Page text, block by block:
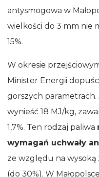
antysmogowa w
wielkości do 3 mm nie
15%.
W okresie
Minister Energii
gorszych parametrach.
wynieść 18 MJ/kg,
1,7%. Ten rodzaj paliwa
wymagań uchwały
ze względu na wysoką
(do 30%). W